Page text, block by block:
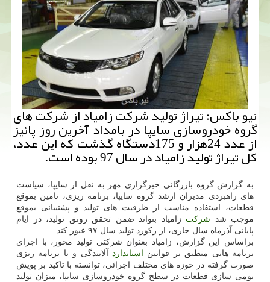
نیو باكس: تیراژ تولید شركت زامیاد از شركت های
گروه خودروسازی سایپا در بامداد آخرین روز پائیز
از عدد 24هزار و 175دستگاه گذشت كه این عدد،
كل تیراژ تولید زامیاد در سال 97 بوده است.
به گزارش گروه بازرگانی خبرگزاری مهر به نقل از سایپا، سیاست
های راهبردی مدیران ارشد گروه سایپا، برنامه ریزی، تامین بموقع
قطعات، استفاده مناسب از ظرفیت های تولید و پشتیبانی بموقع
موجب شد شركت زامیاد بتواند ضمن تحقق رونق تولید، در ایام
پایانی آذرماه سال جاری، از ركورد تولید سال ۹۷ عبور كند.
براساس این گزارش، زامیاد بعنوان شركتی تولید محور، با اجرای
برنامه هایی منطبق بر قوانین استاندارد آلایندگی و با برنامه ریزی
صورت گرفته در حوزه های مختلف اجرائی، توانسته با تاكید بر پویش
بومی سازی قطعات در سطح گروه خودروسازی سایپا، میزان تولید